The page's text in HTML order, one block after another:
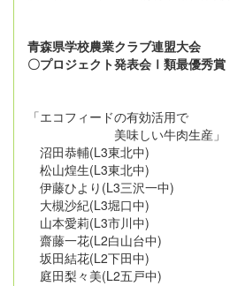
青森県学校農業クラブ連盟大会
〇プロジェクト発表会Ⅰ類最優秀賞
「エコフィードの有効活用で
美味しい牛肉生産」
沼田恭輔(L3東北中)
松山煌生(L3東北中)
伊藤ひより(L3三沢一中)
大槻沙紀(L3堀口中)
山本愛莉(L3市川中)
齋藤一花(L2白山台中)
坂田結花(L2下田中)
庭田梨々美(L2五戸中)